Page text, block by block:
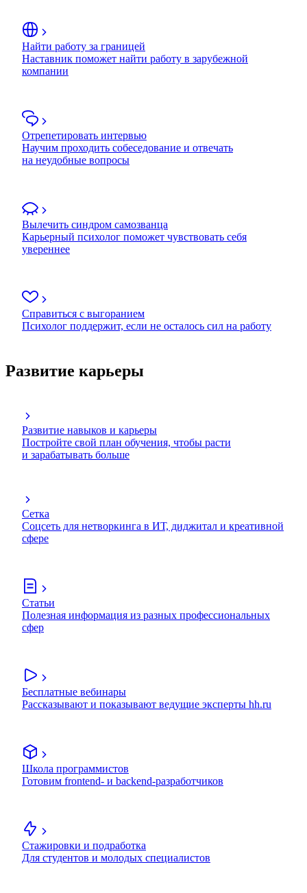
Найти работу за границей
Наставник поможет найти работу в зарубежной
компании
Отрепетировать интервью
Научим проходить собеседование и отвечать
на неудобные вопросы
Вылечить синдром самозванца
Карьерный психолог поможет чувствовать себя
увереннее
Справиться с выгоранием
Психолог поддержит, если не осталось сил на работу
Развитие карьеры
Развитие навыков и карьеры
Постройте свой план обучения, чтобы расти
и зарабатывать больше
Сетка
Соцсеть для нетворкинга в ИТ, диджитал и креативной
сфере
Статьи
Полезная информация из разных профессиональных
сфер
Бесплатные вебинары
Рассказывают и показывают ведущие эксперты hh.ru
Школа программистов
Готовим frontend- и backend-разработчиков
Стажировки и подработка
Для студентов и молодых специалистов